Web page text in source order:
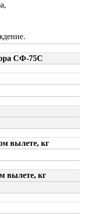
СФ-75С
вылете, кг
вылете, кг